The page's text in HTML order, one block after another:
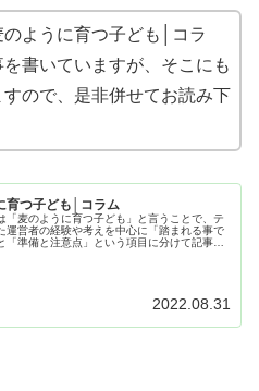
ように育つ子ども│コラ
を書いていますが、そこにも
すので、是非併せてお読み下
育つ子ども│コラム
「麦のように育つ子ども」と言うことで、テ
運営者の経験や考えを中心に「踏まれる事で
「準備と注意点」という項目に分けて記事に
2022.08.31